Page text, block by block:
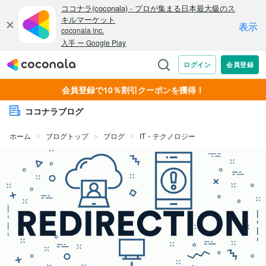
会員登録で10％割引クーポンを獲得！
ココナラブログ
ホーム ブログトップ ブログ IT・テクノロジー